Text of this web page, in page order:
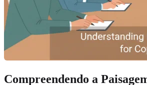
Compreendendo a